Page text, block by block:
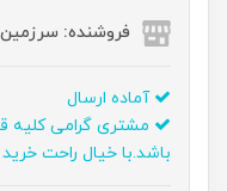
فروشنده: سرزمین
آماده ارسال
مشتری گرامی کلیه
باشد.با خیال راحت